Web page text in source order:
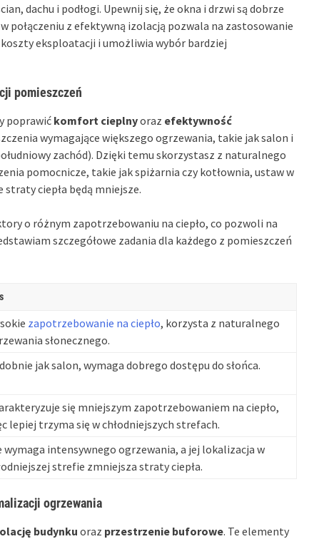
dachu i podłogi. Upewnij się, że okna i drzwi są dobrze
w połączeniu z efektywną izolacją pozwala na zastosowanie
eksploatacji i umożliwia wybór bardziej
pomieszczeń
poprawić komfort cieplnyoraz efektywność
wymagające większego ogrzewania, takie jak salon i
zachód). Dzięki temu skorzystasz z naturalnego
pomocnicze, takie jak spiżarnia czy kotłownia, ustaw w
straty ciepła będą mniejsze.
o różnym zapotrzebowaniu na ciepło, co pozwoli na
szczegółowe zadania dla każdego z pomieszczeń
zapotrzebowanie na ciepło, korzysta z naturalnego
słonecznego.
jak salon, wymaga dobrego dostępu do słońca.
się mniejszym zapotrzebowaniem na ciepło,
lepiej trzyma się w chłodniejszych strefach.
wymaga intensywnego ogrzewania, a jej lokalizacja w
strefie zmniejsza straty ciepła.
ogrzewania
budynku oraz przestrzenie buforowe. Te elementy